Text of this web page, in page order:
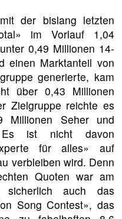
der bislang letzten
im Vorlauf 1,04
0,49 Millionen 14-
einen Marktanteil von
generierte, kam
über 0,43 Millionen
Zielgruppe reichte es
Millionen Seher und
ist nicht davon
für alles» auf
verbleiben wird. Denn
Quoten war am
sicherlich auch das
Song Contest», das